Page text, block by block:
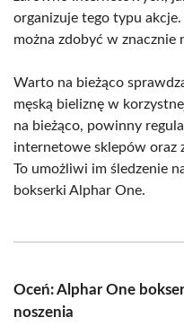
organizuje tego typu
można zdobyć w znacznie
Warto na bieżąco
męską bieliznę w
na bieżąco, powinny
internetowe sklepów oraz
To umożliwi im śledzenie
bokserki Alphar One.
Oceń: Alphar One
noszenia